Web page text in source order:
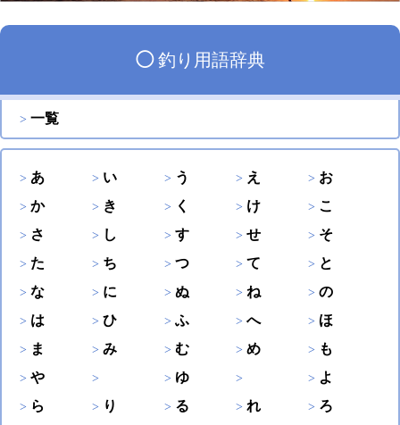
◯釣り用語辞典
一覧
あ い う え
お
か
き く け
こ
さ
し す せ
そ
た
ち つ て
と
な
に ぬ ね
の
は
ひ ふ へ
ほ
ま
み む め
も
や
ゆ
よ
ら
り る れ
ろ